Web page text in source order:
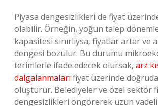
Piyasa dengesizlikleri de fiyat
olabilir. Örneğin, yoğun talep
kapasitesi sınırlıysa, fiyatlar artar ve
dengesi bozulur. Bu durumu
terimlerle ifade edecek olursak, arz
dalgalanmaları fiyat üzerinde
oluşturur. Belediyeler ve özel sektör
dengesizlikleri öngörerek uzun